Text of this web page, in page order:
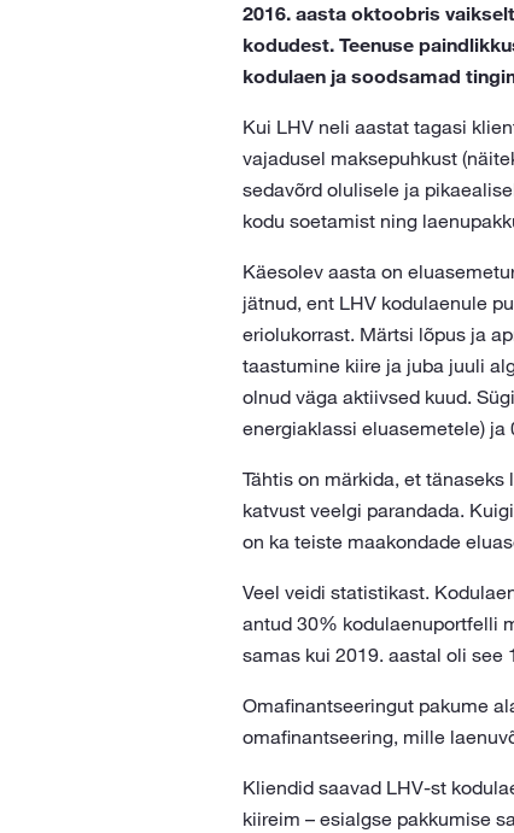
2016. aasta oktoobris
kodudest. Teenuse
kodulaen ja soodsamad
Kui LHV neli aastat tagasi
vajadusel maksepuhkust
sedavõrd olulisele ja
kodu soetamist ning
Käesolev aasta on
jätnud, ent LHV kodulaenule
eriolukorrast. Märtsi lõpus ja
taastumine kiire ja juba juuli
olnud väga aktiivsed kuud.
energiaklassi eluasemetele)
Tähtis on märkida, et
katvust veelgi parandada.
on ka teiste maakondade
Veel veidi statistikast.
antud 30% kodulaenuportfelli
samas kui 2019. aastal oli see
Omafinantseeringut pakume
omafinantseering, mille
Kliendid saavad LHV-st
kiireim – esialgse pakkumise